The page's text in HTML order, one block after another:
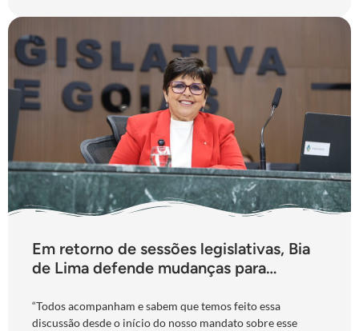
Em retorno de sessões legislativas, Bia
de Lima defende mudanças para
“Todos acompanham e sabem que temos feito essa
discussão desde o início do nosso mandato sobre esse